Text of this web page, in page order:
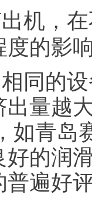
机，
的影
同的
量越
如青岛
的润
遍好